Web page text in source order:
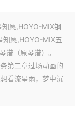
愿,HOYO-MIX钢
知愿,HOYO-MIX五
谱（原琴谱）。
第二章过场动画的
看流星雨，梦中沉